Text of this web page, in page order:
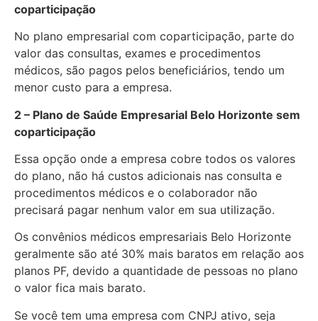
coparticipação
No plano empresarial com coparticipação, parte do
valor das consultas, exames e procedimentos
médicos, são pagos pelos beneficiários, tendo um
menor custo para a empresa.
2 – Plano de Saúde Empresarial Belo Horizonte sem
coparticipação
Essa opção onde a empresa cobre todos os valores
do plano, não há custos adicionais nas consulta e
procedimentos médicos e o colaborador não
precisará pagar nenhum valor em sua utilização.
Os convênios médicos empresariais Belo Horizonte
geralmente são até 30% mais baratos em relação aos
planos PF, devido a quantidade de pessoas no plano
o valor fica mais barato.
Se você tem uma empresa com CNPJ ativo, seja